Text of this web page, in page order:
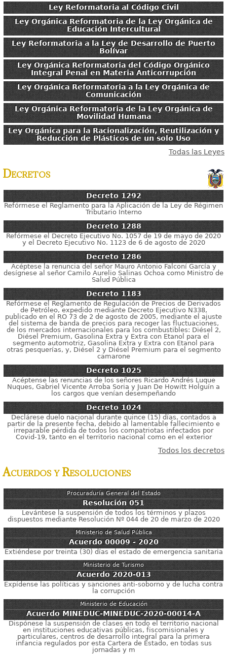
Ley Reformatoria al Código Civil
Ley Orgánica Reformatoria de la Ley Orgánica de
Educación Intercultural
Ley Reformatoria a la Ley de Desarrollo de Puerto
Bolívar
Ley Orgánica Reformatoria del Código Orgánico
Integral Penal en Materia Anticorrupción
Ley Orgánica Reformatoria a la Ley Orgánica de
Comunicación
Ley Orgánica Reformatoria de la Ley Orgánica de
Movilidad Humana
Ley Orgánica para la Racionalización, Reutilización y
Reducción de Plásticos de un solo Uso
Todas las Leyes
Decretos
Decreto 1292
Refórmese el Reglamento para la Aplicación de la Ley de Régimen
Tributario Interno
Decreto 1288
Refórmese el Decreto Ejecutivo No. 1057 de 19 de mayo de 2020
y el Decreto Ejecutivo No. 1123 de 6 de agosto de 2020
Decreto 1286
Acéptese la renuncia del señor Mauro Antonio Falconí García y
desígnese al señor Camilo Aurelio Salinas Ochoa como Ministro de
Salud Pública
Decreto 1183
Refórmese el Reglamento de Regulación de Precios de Derivados
de Petróleo, expedido mediante Decreto Ejecutivo N338,
publicado en el RO 73 de 2 de agosto de 2005, mediante el ajuste
del sistema de banda de precios para recoger las fluctuaciones,
de los mercados internacionales para los combustibles: Diésel 2,
Diésel Premium, Gasolina Extra y Extra con Etanol para el
segmento automotriz, Gasolina Extra y Extra con Etanol para
otras pesquerías, y, Diésel 2 y Diésel Premium para el segmento
camarone
Decreto 1025
Acéptense las renuncias de los señores Ricardo Andrés Luque
Nuques, Gabriel Vicente Arroba Soria y Juan De Howitt Holguín a
los cargos que venían desempeñando
Decreto 1024
Declárese duelo nacional durante quince (15) días, contados a
partir de la presente fecha, debido al lamentable fallecimiento e
irreparable pérdida de todos los compatriotas infectados por
Covid-19, tanto en el territorio nacional como en el exterior
Todos los decretos
Acuerdos y Resoluciones
Procuraduría General del Estado
Resolución 051
Levántese la suspensión de todos los términos y plazos
dispuestos mediante Resolución Nº 044 de 20 de marzo de 2020
Ministerio de Salud Pública
Acuerdo 00009 - 2020
Extiéndese por treinta (30) días el estado de emergencia sanitaria
Ministerio de Turismo
Acuerdo 2020-013
Expídense las políticas y sanciones anti-soborno y de lucha contra
la corrupción
Ministerio de Educación
Acuerdo MINEDUC-MINEDUC-2020-00014-A
Dispónese la suspensión de clases en todo el territorio nacional
en instituciones educativas públicas, fiscomisionales y
particulares, centros de desarrollo integral para la primera
infancia regulados por esta Cartera de Estado, en todas sus
jornadas y m